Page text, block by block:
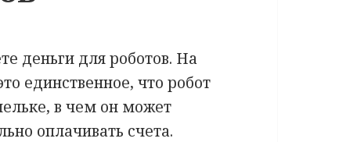
деньги для роботов. На
единственное, что робот
в чем он может
оплачивать счета.